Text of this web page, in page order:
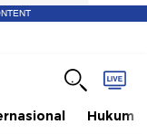
Hukum